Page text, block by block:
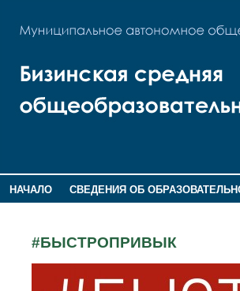
НАЧАЛО СВЕДЕНИЯ ОБ
#БЫСТРОПРИВЫК